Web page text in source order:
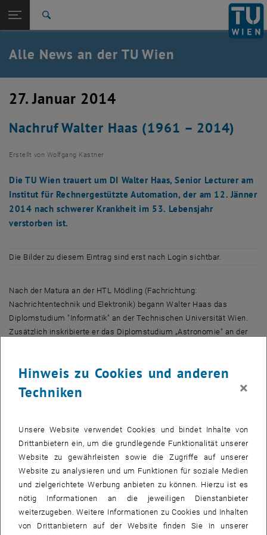
TU Login
Quicklinks
Quicklinks-Menü umschalten
Studium
Karriere
Zurück: Subseiten von TU Wien Startseite auflisten
Zurück zur letzten Ebene:
TU Wien Startseite
Übersicht
Alle News an der TU Wien
27. Januar 2014
Nachruf Walter Haas (1961 – 2014)
Erstellt von Wolfgang Kastner
Die TU Wien trauert um DI Walter Haas, Senior Lecturer am
Institut für Rechnergestützte Automation, der am 12. Jänner
2014 nach schwerer Krankheit im 53. Lebensjahr
verstorben ist.
Die Bilder zu diesem Eintrag sind erst nach Login sichtbar.
Nach der Matura an der HTL Mödling (Fachrichtung:
Nachrichtentechnik und Elektronik) begann Walter Haas das
Diplomstudium "Informatik" an der Technischen Universität Wien.
Zusätzlich inskribierte er das Diplomstudium „Astronomie“ an der
wo er ab 1990 im Bereich "Programm und System Entwicklung -
Mobile Communication Systems" tätig war und maßgeblich an der
Rahmen des TETRA-Projekts. Schon bald zeigte sich seine
Leidenschaft für die Lehre. Zurück an der TU Wien schloss Walter
Haas 2010 das Masterstudium "Technische Informatik" ab. Im
Rahmen seiner Diplomarbeit beschäftigte er sich mit der Erhaltung
von Code Coverage bei Programmoptimierungen (Institut für
Technische Informatik). Bereichert durch die Erfahrungen der Praxis
war Walter Haas ab 2004 intensiv in den Lehrbetrieb eingebunden,
zunächst als Tutor und später als Studienassistent in
Hinweis zu Cookies und anderen
Techniken
×
Unsere Website verwendet Cookies und bindet Inhalte von
Drittanbietern ein, um die grundlegende Funktionalität unserer
Website zu gewährleisten sowie die Zugriffe auf unserer
Website zu analysieren und um Funktionen für soziale Medien
und zielgerichtete Werbung anbieten zu können. Hierzu ist es
nötig Informationen an die jeweiligen Dienstanbieter
weiterzugeben. Weitere Informationen zu Cookies und Inhalten
von Drittanbietern auf der Website finden Sie in unserer